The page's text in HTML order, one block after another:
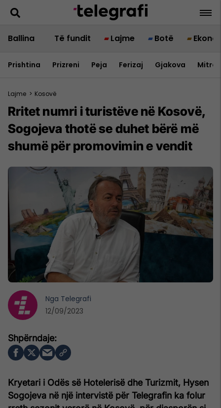
Ballina Të fundit Lajme Botë
Prishtina Prizreni Peja Ferizaj Gjakova
Lajme > Kosovë
Rritet numri i turistëve në Kosovë,
Sogojeva thotë se duhet bërë më
shumë për promovimin e vendit
Kryetari i Odës së Hotelerisë dhe Turizmit, Hysen
Sogojeva në një intervistë për Telegrafin ka folur
Nga Telegrafi
12/09/2023